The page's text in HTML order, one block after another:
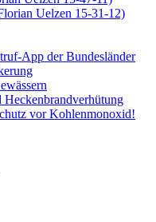
Uelzen 15-31-12)
App der Bundesländer
Heckenbrandverhütung
vor Kohlenmonoxid!